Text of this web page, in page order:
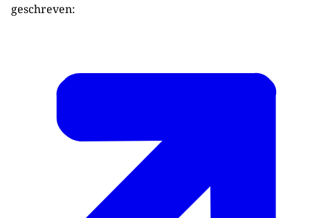
geschreven: